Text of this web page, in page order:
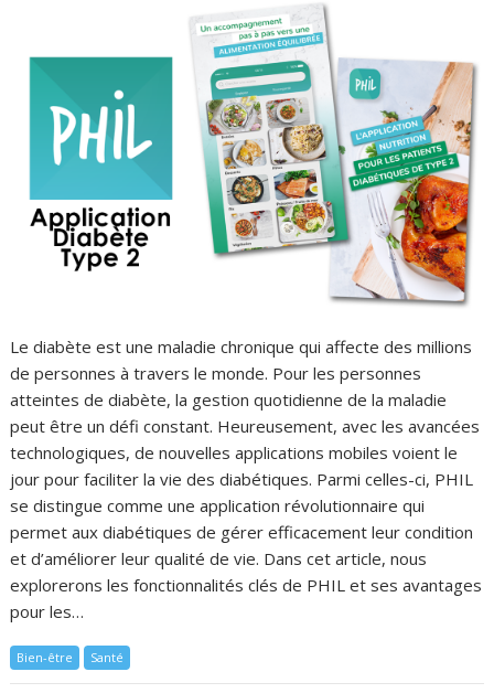
Le diabète est une maladie chronique qui affecte des millions
de personnes à travers le monde. Pour les personnes
atteintes de diabète, la gestion quotidienne de la maladie
peut être un défi constant. Heureusement, avec les avancées
technologiques, de nouvelles applications mobiles voient le
jour pour faciliter la vie des diabétiques. Parmi celles-ci, PHIL
se distingue comme une application révolutionnaire qui
permet aux diabétiques de gérer efficacement leur condition
et d’améliorer leur qualité de vie. Dans cet article, nous
explorerons les fonctionnalités clés de PHIL et ses avantages
pour les…
Bien-être Santé